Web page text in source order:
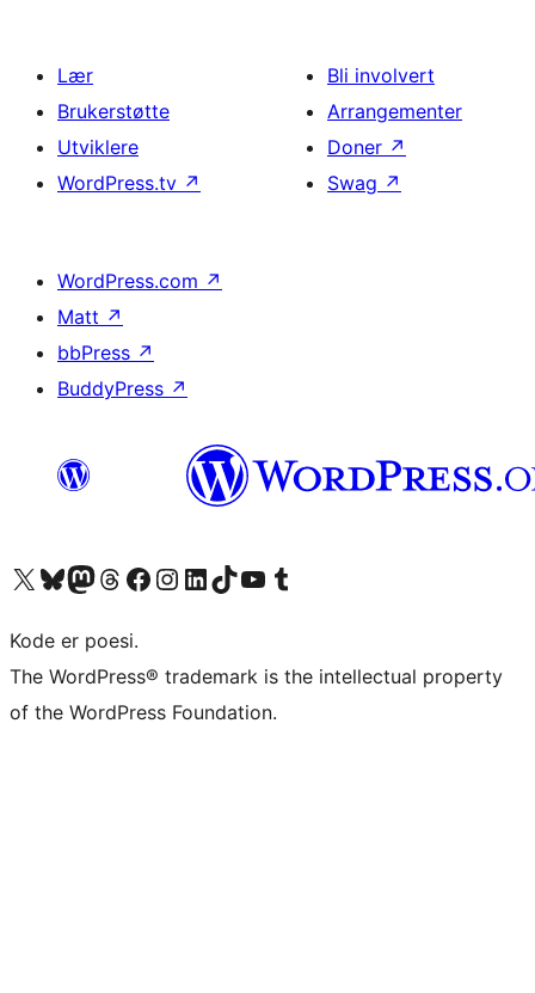
Lær
Brukerstøtte
Utviklere
WordPress.tv ↗
Bli involvert
Arrangementer
Doner ↗
Swag ↗
WordPress.com ↗
Matt ↗
bbPress ↗
BuddyPress ↗
Besøk vår konto på X Visit our Bluesky account
Besøk vår Mastodon-konto
Visit our Threads account
Besøk vår Facebook-sideBesøk vår Instagram-konto
Besøk vår LinkedIn-konto
Visit our TikTok account
Visit our YouTube channel
Visit our Tumblr account
Kode er poesi.
The WordPress® trademark is the intellectual property
of the WordPress Foundation.